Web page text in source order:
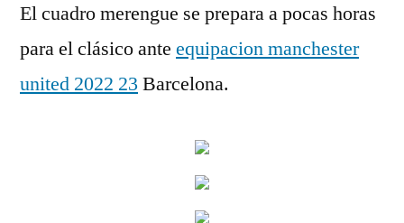
El cuadro merengue se prepara a pocas horas
para el clásico ante equipacion manchester
united 2022 23 Barcelona.